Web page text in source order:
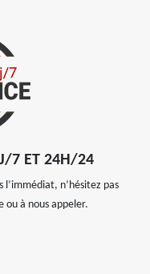
7 ET 24H/24
l’immédiat, n’hésitez pas
ou à nous appeler.